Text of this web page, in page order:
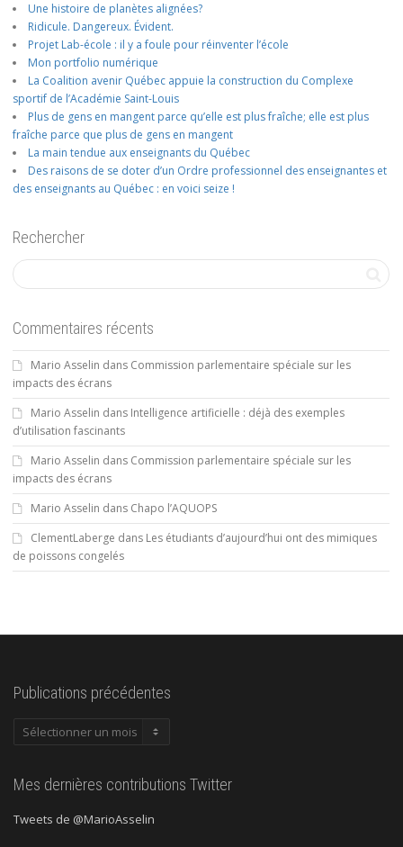
Une histoire de planètes alignées?
Ridicule. Dangereux. Évident.
Projet Lab-école : il y a foule pour réinventer l’école
Mon portfolio numérique
La Coalition avenir Québec appuie la construction du Complexe
sportif de l’Académie Saint-Louis
Plus de gens en mangent parce qu’elle est plus fraîche; elle est plus
fraîche parce que plus de gens en mangent
La main tendue aux enseignants du Québec
Des raisons de se doter d’un Ordre professionnel des enseignantes et
des enseignants au Québec : en voici seize !
Rechercher
Commentaires récents
Mario Asselin dans Commission parlementaire spéciale sur les
impacts des écrans
Mario Asselin dans Intelligence artificielle : déjà des exemples
d’utilisation fascinants
Mario Asselin dans Commission parlementaire spéciale sur les
impacts des écrans
Mario Asselin dans Chapo l’AQUOPS
ClementLaberge dans Les étudiants d’aujourd’hui ont des mimiques
de poissons congelés
Publications précédentes
Publications
Mes dernières contributions Twitter
Tweets de @MarioAsselin